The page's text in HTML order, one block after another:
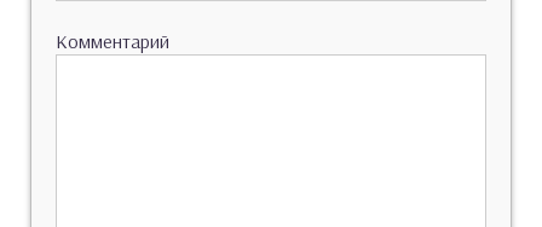
Комментарий